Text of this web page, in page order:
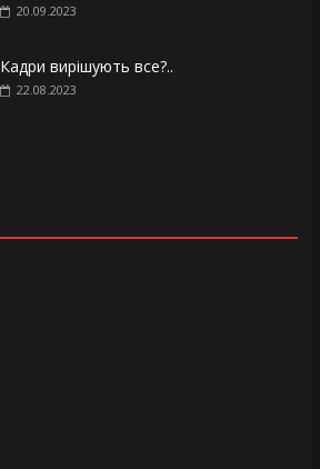
20.09.2023
Кадри вирішують все?..
22.08.2023